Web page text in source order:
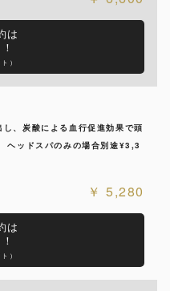
は
）
、炭酸による血行促進効果で頭
ヘッドスパのみの場合別途¥3,3
5,280
は
）